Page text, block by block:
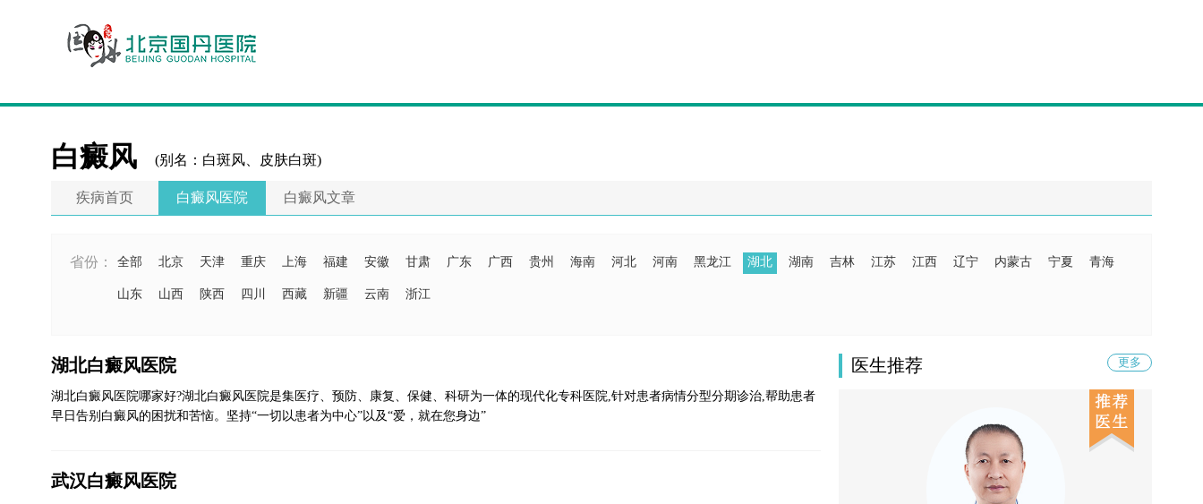
白癜风 (别名：白斑风、皮肤白斑)
疾病首页 白癜风医院 白癜风文章
省份： 全部 北京 天津 重庆 上海 福建 安徽 甘肃 广东 广西 贵州 海南 河北 河南 黑龙江 湖北 湖南 吉林 江苏 江西 辽宁 内蒙古 宁夏 青海
山东 山西 陕西 四川 西藏 新疆 云南 浙江
医生推荐 更多
湖北白癜风医院
湖北白癜风医院哪家好?湖北白癜风医院是集医疗、预防、康复、保健、科研为一体的现代化专科医院,针对患者病情分型分期诊治,帮助患者
早日告别白癜风的困扰和苦恼。坚持“一切以患者为中心”以及“爱，就在您身边”
武汉白癜风医院